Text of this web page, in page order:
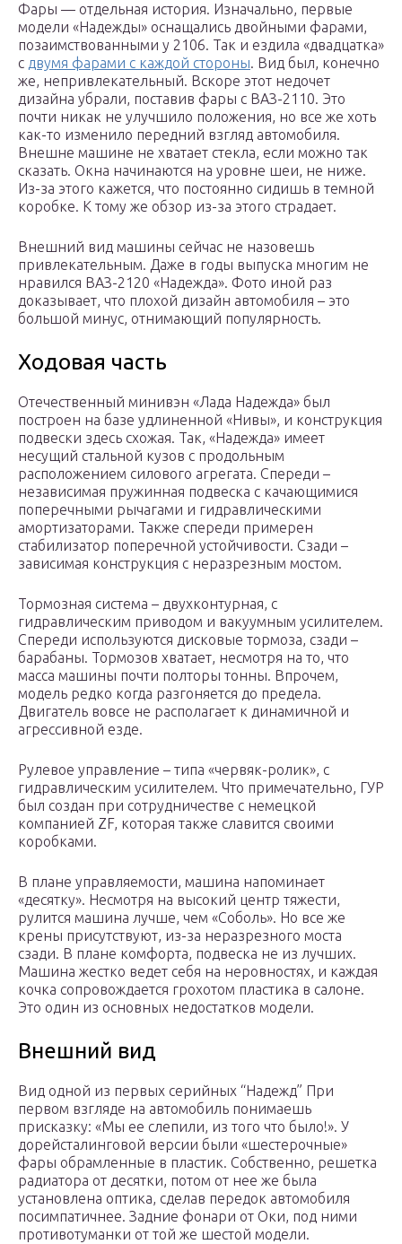
Фары — отдельная история. Изначально, первые
модели «Надежды» оснащались двойными фарами,
позаимствованными у 2106. Так и ездила «двадцатка»
с двумя фарами с каждой стороны. Вид был, конечно
же, непривлекательный. Вскоре этот недочет
дизайна убрали, поставив фары с ВАЗ-2110. Это
почти никак не улучшило положения, но все же хоть
как-то изменило передний взгляд автомобиля.
Внешне машине не хватает стекла, если можно так
сказать. Окна начинаются на уровне шеи, не ниже.
Из-за этого кажется, что постоянно сидишь в темной
коробке. К тому же обзор из-за этого страдает.
Внешний вид машины сейчас не назовешь
привлекательным. Даже в годы выпуска многим не
нравился ВАЗ-2120 «Надежда». Фото иной раз
доказывает, что плохой дизайн автомобиля – это
большой минус, отнимающий популярность.
Ходовая часть
Отечественный минивэн «Лада Надежда» был
построен на базе удлиненной «Нивы», и конструкция
подвески здесь схожая. Так, «Надежда» имеет
несущий стальной кузов с продольным
расположением силового агрегата. Спереди –
независимая пружинная подвеска с качающимися
поперечными рычагами и гидравлическими
амортизаторами. Также спереди примерен
стабилизатор поперечной устойчивости. Сзади –
зависимая конструкция с неразрезным мостом.
Тормозная система – двухконтурная, с
гидравлическим приводом и вакуумным усилителем.
Спереди используются дисковые тормоза, сзади –
барабаны. Тормозов хватает, несмотря на то, что
масса машины почти полторы тонны. Впрочем,
модель редко когда разгоняется до предела.
Двигатель вовсе не располагает к динамичной и
агрессивной езде.
Рулевое управление – типа «червяк-ролик», с
гидравлическим усилителем. Что примечательно, ГУР
был создан при сотрудничестве с немецкой
компанией ZF, которая также славится своими
коробками.
В плане управляемости, машина напоминает
«десятку». Несмотря на высокий центр тяжести,
рулится машина лучше, чем «Соболь». Но все же
крены присутствуют, из-за неразрезного моста
сзади. В плане комфорта, подвеска не из лучших.
Машина жестко ведет себя на неровностях, и каждая
кочка сопровождается грохотом пластика в салоне.
Это один из основных недостатков модели.
Внешний вид
Вид одной из первых серийных “Надежд” При
первом взгляде на автомобиль понимаешь
присказку: «Мы ее слепили, из того что было!». У
дорейсталинговой версии были «шестерочные»
фары обрамленные в пластик. Собственно, решетка
радиатора от десятки, потом от нее же была
установлена оптика, сделав передок автомобиля
посимпатичнее. Задние фонари от Оки, под ними
противотуманки от той же шестой модели.